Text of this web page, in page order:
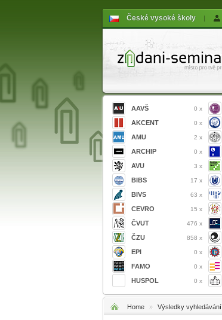
České vysoké školy |
AAVŠ 0 x
AKCENT 0 x
AMU 2 x
ARCHIP 0 x
AVU 3 x
BIBS 17 x
BIVS 63 x
CEVRO 15 x
ČVUT 476 x
ČZU 858 x
EPI 0 x
FAMO 0 x
HUSPOL 0 x
Home » Výsledky vyhledávání